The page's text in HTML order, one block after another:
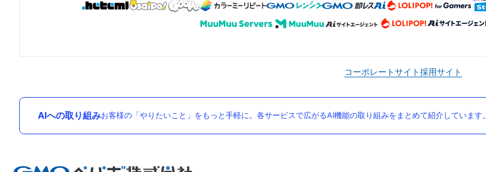
コーポレートサイト採用サイト
AIへの取り組みお客様の「やりたいこと」をもっと手軽に。各サービスで広がるAI機能の取り組みをまとめて紹介しています。